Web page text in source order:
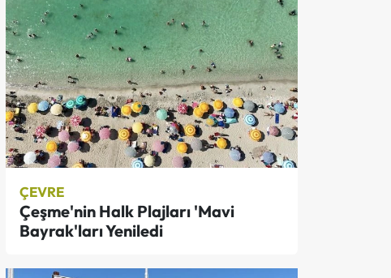
ÇEVRE
Çeşme'nin Halk Plajları 'Mavi
Bayrak'ları Yeniledi